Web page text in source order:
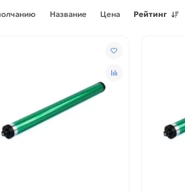
Название Цена Рейтинг